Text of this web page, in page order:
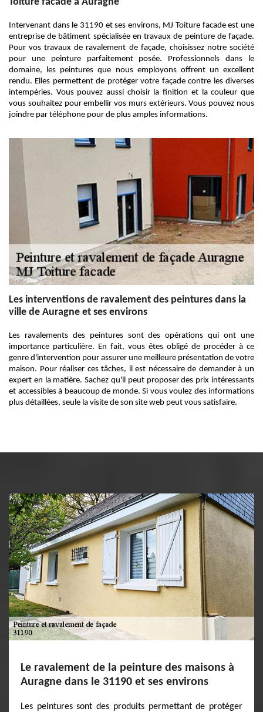
Intervenant dans le 31190 et ses environs, MJ Toiture facade est une
entreprise de bâtiment spécialisée en travaux de peinture de façade.
Pour vos travaux de ravalement de façade, choisissez notre société
pour une peinture parfaitement posée. Professionnels dans le
domaine, les peintures que nous employons offrent un excellent
rendu. Elles permettent de protéger votre façade contre les diverses
intempéries. Vous pouvez aussi choisir la finition et la couleur que
vous souhaitez pour embellir vos murs extérieurs. Vous pouvez nous
joindre par téléphone pour de plus amples informations.
Les interventions de ravalement des peintures dans la
ville de Auragne et ses environs
Les ravalements des peintures sont des opérations qui ont une
importance particulière. En fait, vous êtes obligé de procéder à ce
genre d'intervention pour assurer une meilleure présentation de votre
maison. Pour réaliser ces tâches, il est nécessaire de demander à un
expert en la matière. Sachez qu'il peut proposer des prix intéressants
et accessibles à beaucoup de monde. Si vous voulez des informations
plus détaillées, seule la visite de son site web peut vous satisfaire.
Le ravalement de la peinture des maisons à
Auragne dans le 31190 et ses environs
Les peintures sont des produits permettant de protéger